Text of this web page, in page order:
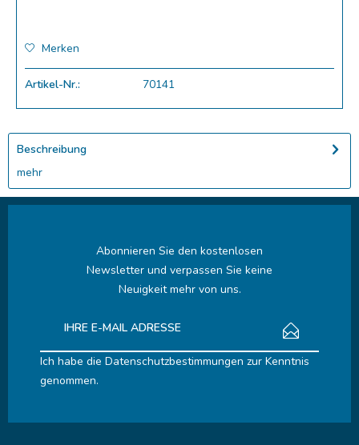
Merken
Artikel-Nr.: 70141
Beschreibung
mehr
Abonnieren Sie den kostenlosen
Newsletter und verpassen Sie keine
Neuigkeit mehr von uns.
Ich habe die Datenschutzbestimmungen zur Kenntnis
genommen.